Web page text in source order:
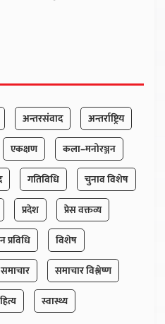
अन्तरसंवाद
अन्तर्राष्ट्रिय
एकक्षण
कला–मनोरञ्जन
गतिविधि
चुनाव विशेष
प्रदेश
प्रेस वक्तव्य
प्रविधि
विशेष
समाचार
समाचार विश्लेष्ण
स्वास्थ्य